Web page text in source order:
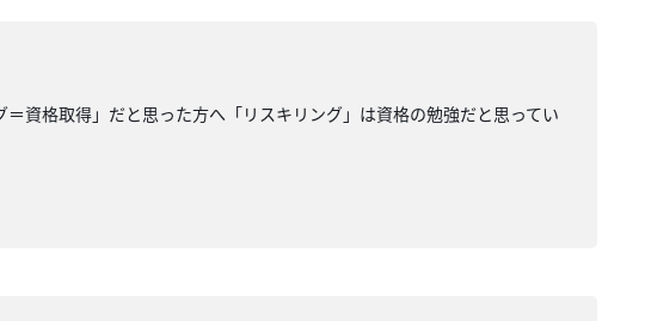
資格取得」だと思った方へ「リスキリング」は資格の勉強だと思ってい